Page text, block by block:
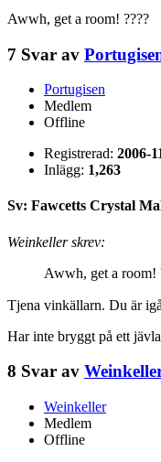
Awwh, get a room! ????
7 Svar av
Portugisen
Medlem
Offline
Registrerad: 2006-
Inlägg: 1,263
Sv: Fawcetts Crystal
Weinkeller skrev:
Awwh, get a room!
Tjena vinkällarn. Du är
Har inte bryggt på ett
8 Svar av
Weinkeller
Medlem
Offline